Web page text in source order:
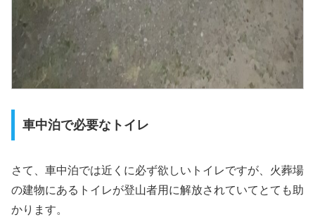
車中泊で必要なトイレ
さて、車中泊では近くに必ず欲しいトイレですが、火葬場
の建物にあるトイレが登山者用に解放されていてとても助
かります。